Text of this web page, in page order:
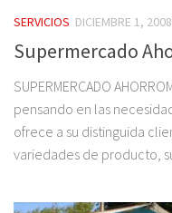
SERVICIOS DICIEMBRE 1, 2008
Supermercado
SUPERMERCADO
pensando en las
ofrece a su distinguida
variedades de producto,